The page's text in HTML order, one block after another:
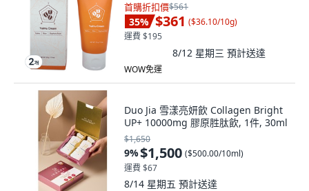
首購折扣價$561
35% $361 ($36.10/10g)
運費 $195
8/12 星期三 預計送達
WOW免運
Duo Jia 雪漾亮妍飲 Collagen Bright
UP+ 10000mg 膠原胜肽飲, 1件, 30ml
$1,650
9%$1,500 ($500.00/10ml)
運費 $67
8/14 星期五 預計送達